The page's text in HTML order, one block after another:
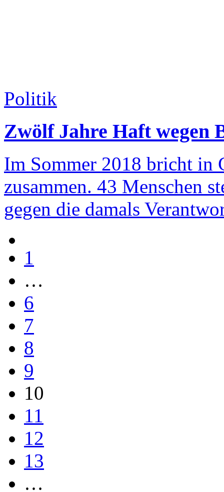
Politik
Zwölf Jahre Haft wegen
Im Sommer 2018 bricht in
zusammen. 43 Menschen
gegen die damals
1
…
6
7
8
9
10
11
12
13
…